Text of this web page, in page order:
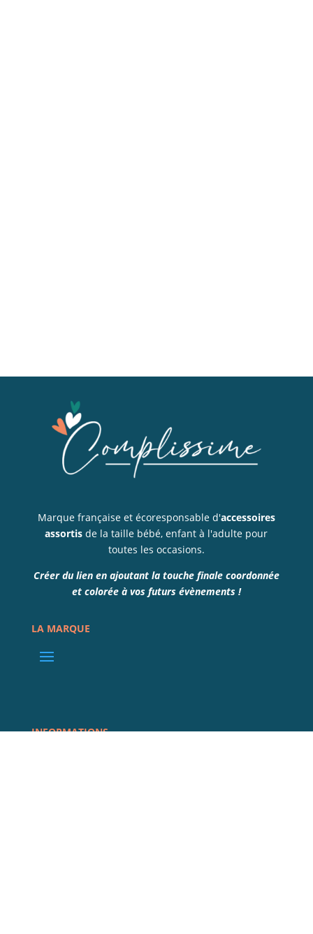
Marque française et écoresponsable d'accessoires
assortis de la taille bébé, enfant à l'adulte pour
toutes les occasions.
Créer du lien en ajoutant la touche finale coordonnée
et colorée à vos futurs évènements !
LA MARQUE
INFORMATIONS